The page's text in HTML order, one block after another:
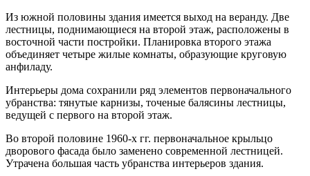
Из южной половины здания имеется выход на веранду. Две
лестницы, поднимающиеся на второй этаж, расположены в
восточной части постройки. Планировка второго этажа
объединяет четыре жилые комнаты, образующие круговую
анфиладу.
Интерьеры дома сохранили ряд элементов первоначального
убранства: тянутые карнизы, точеные балясины лестницы,
ведущей с первого на второй этаж.
Во второй половине 1960-х гг. первоначальное крыльцо
дворового фасада было заменено современной лестницей.
Утрачена большая часть убранства интерьеров здания.